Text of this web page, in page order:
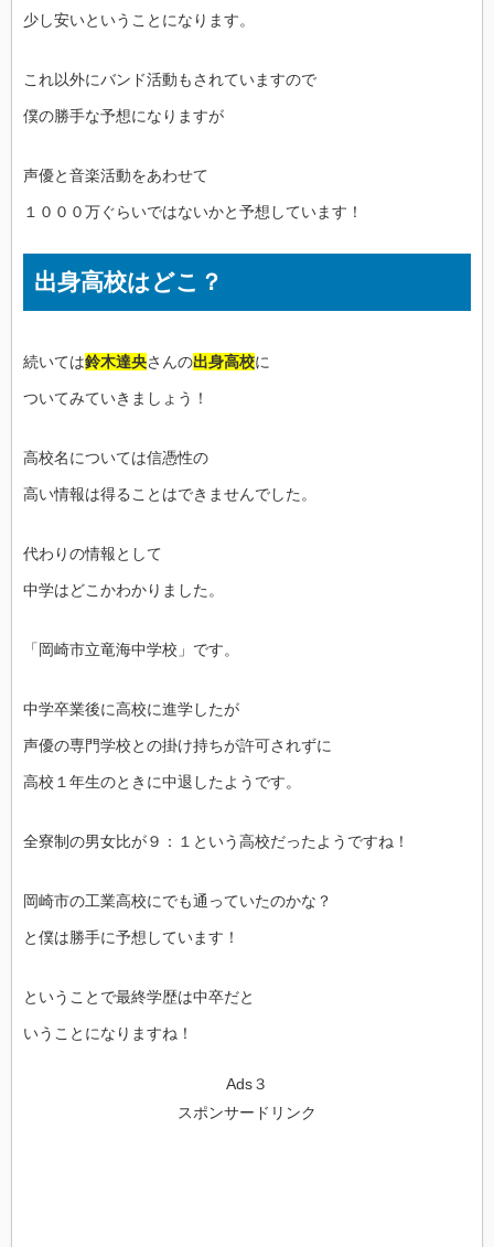
少し安いということになります。
これ以外にバンド活動もされていますので
僕の勝手な予想になりますが
声優と音楽活動をあわせて
１０００万ぐらいではないかと予想しています！
出身高校はどこ？
続いては鈴木達央さんの出身高校に
ついてみていきましょう！
高校名については信憑性の
高い情報は得ることはできませんでした。
代わりの情報として
中学はどこかわかりました。
「岡崎市立竜海中学校」です。
中学卒業後に高校に進学したが
声優の専門学校との掛け持ちが許可されずに
高校１年生のときに中退したようです。
全寮制の男女比が９：１という高校だったようですね！
岡崎市の工業高校にでも通っていたのかな？
と僕は勝手に予想しています！
ということで最終学歴は中卒だと
いうことになりますね！
Ads３
スポンサードリンク